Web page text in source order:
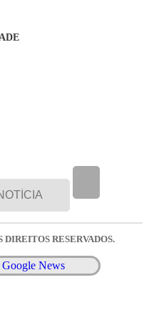
DIREITOS RESERVADOS.